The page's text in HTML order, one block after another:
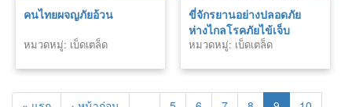
คนไทยผจญภัยอ้วน
หมวดหมู่: เบ็ดเตล็ด
ขี่จักรยานอย่างปลอดภัย
ห่างไกลโรคภัยไข้เจ็บ
หมวดหมู่: เบ็ดเตล็ด